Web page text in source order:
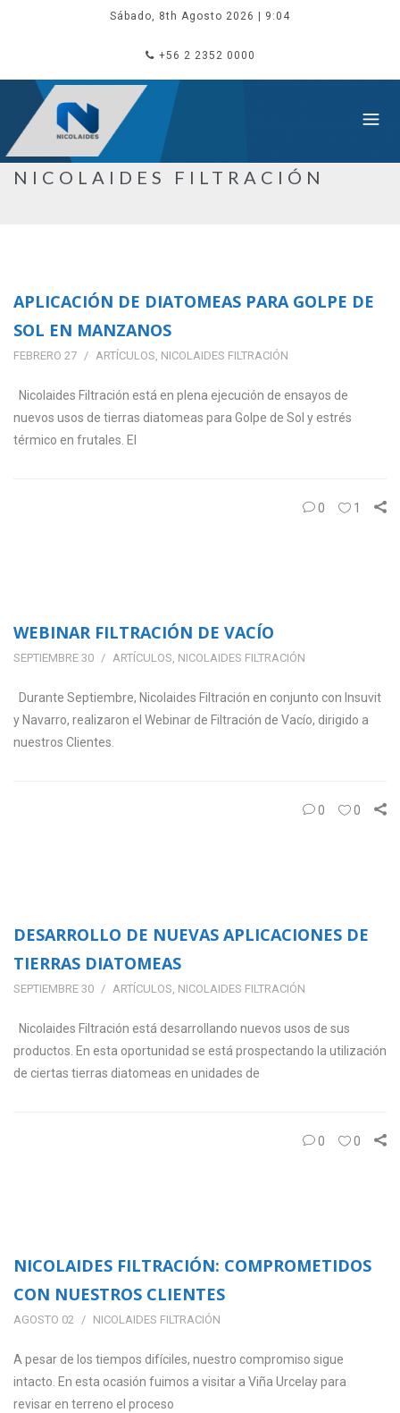
Sábado, 8th Agosto 2026 | 9:04
+56 2 2352 0000
NICOLAIDES FILTRACIÓN
APLICACIÓN DE DIATOMEAS PARA GOLPE DE
SOL EN MANZANOS
FEBRERO 27 ARTÍCULOS, NICOLAIDES FILTRACIÓN
Nicolaides Filtración está en plena ejecución de ensayos de
nuevos usos de tierras diatomeas para Golpe de Sol y estrés
térmico en frutales. El
0 1
WEBINAR FILTRACIÓN DE VACÍO
SEPTIEMBRE 30 ARTÍCULOS, NICOLAIDES FILTRACIÓN
Durante Septiembre, Nicolaides Filtración en conjunto con Insuvit
y Navarro, realizaron el Webinar de Filtración de Vacío, dirigido a
nuestros Clientes.
0 0
DESARROLLO DE NUEVAS APLICACIONES DE
TIERRAS DIATOMEAS
SEPTIEMBRE 30 ARTÍCULOS, NICOLAIDES FILTRACIÓN
Nicolaides Filtración está desarrollando nuevos usos de sus
productos. En esta oportunidad se está prospectando la utilización
de ciertas tierras diatomeas en unidades de
0 0
NICOLAIDES FILTRACIÓN: COMPROMETIDOS
CON NUESTROS CLIENTES
AGOSTO 02 NICOLAIDES FILTRACIÓN
A pesar de los tiempos difíciles, nuestro compromiso sigue
intacto. En esta ocasión fuimos a visitar a Viña Urcelay para
revisar en terreno el proceso